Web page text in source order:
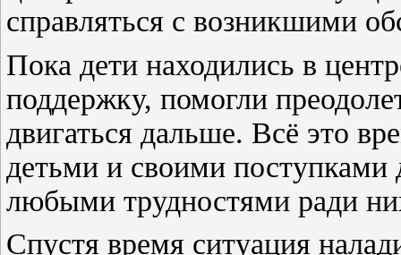
справляться с возникшими
Пока дети находились в
поддержку, помогли
двигаться дальше. Всё это
детьми и своими поступками
любыми трудностями ради
Спустя время ситуация